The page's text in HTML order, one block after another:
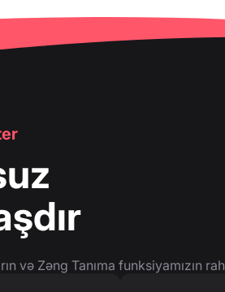
və Zəng Tanıma funksiyamızın